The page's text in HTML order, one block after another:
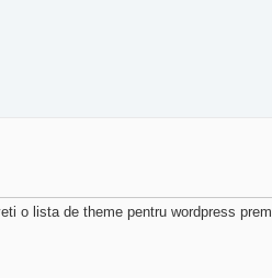
o lista de theme pentru wordpress